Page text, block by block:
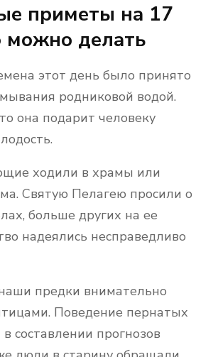
приметы на 17
можно делать
этот день было принято
родниковой водой.
она подарит человеку
ходили в храмы или
Святую Пелагею просили о
больше других на ее
надеялись несправедливо
предки внимательно
Поведение пернатых
составлении прогнозов